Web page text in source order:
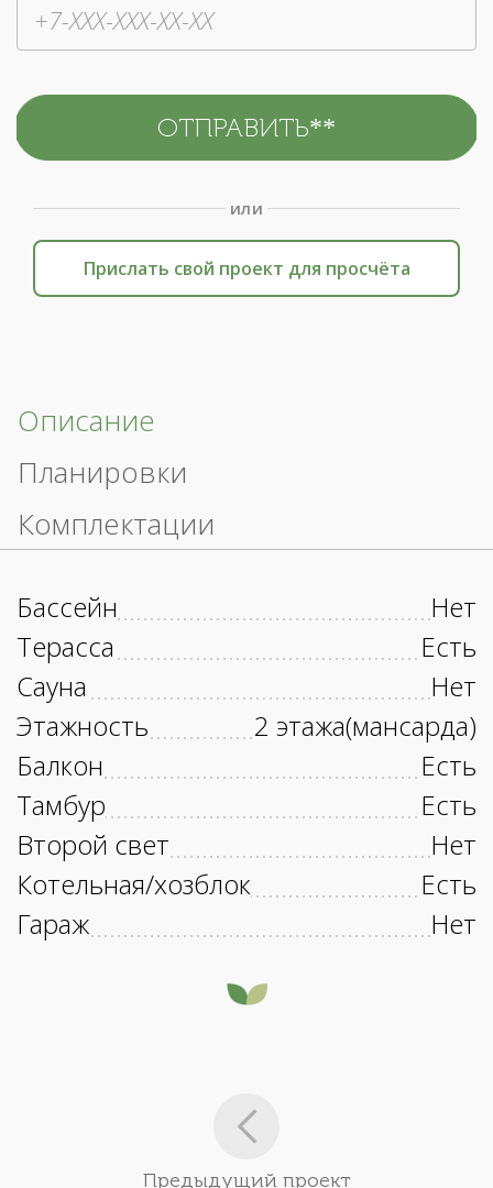
или
Прислать свой проект для просчёта
Описание
Планировки
Комплектации
Бассейн
Нет
Терасса
Есть
Сауна
Нет
Этажность
2 этажа(мансарда)
Балкон
Есть
Тамбур
Есть
Второй свет
Нет
Котельная/хозблок
Есть
Гараж
Нет
Предыдущий проект